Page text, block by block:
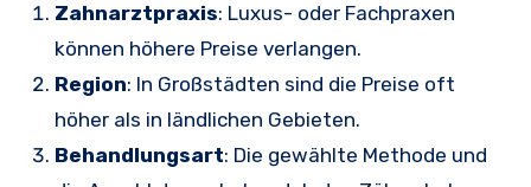
Zahnarztpraxis: Luxus- oder Fachpraxen
können höhere Preise verlangen.
Region: In Großstädten sind die Preise oft
höher als in ländlichen Gebieten.
Behandlungsart: Die gewählte Methode und